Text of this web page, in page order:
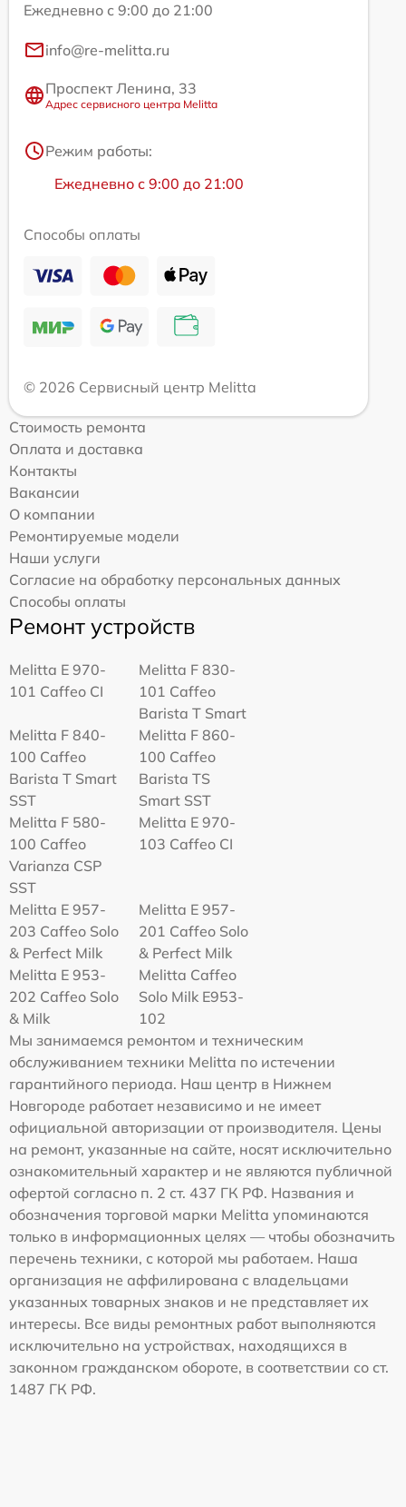
Ежедневно с 9:00 до 21:00
info@re-melitta.ru
Проспект Ленина, 33
Адрес сервисного центра Melitta
Режим работы:
Ежедневно с 9:00 до 21:00
Способы оплаты
© 2026 Сервисный центр Melitta
Стоимость ремонта
Оплата и доставка
Контакты
Вакансии
О компании
Ремонтируемые модели
Наши услуги
Согласие на обработку персональных данных
Способы оплаты
Ремонт устройств
Melitta Е 970-
101 Caffeo CI
Melitta F 830-
101 Caffeo
Barista T Smart
Melitta F 840-
100 Caffeo
Barista T Smart
SST
Melitta F 860-
100 Caffeo
Barista TS
Smart SST
Melitta F 580-
100 Caffeo
Varianza CSP
SST
Melitta Е 970-
103 Caffeo CI
Melitta E 957-
203 Caffeo Solo
& Perfect Milk
Melitta E 957-
201 Caffeo Solo
& Perfect Milk
Melitta Е 953-
202 Caffeo Solo
& Milk
Melitta Caffeo
Solo Milk E953-
102
Мы занимаемся ремонтом и техническим
обслуживанием техники Melitta по истечении
гарантийного периода. Наш центр в Нижнем
Новгороде работает независимо и не имеет
официальной авторизации от производителя. Цены
на ремонт, указанные на сайте, носят исключительно
ознакомительный характер и не являются публичной
офертой согласно п. 2 ст. 437 ГК РФ. Названия и
обозначения торговой марки Melitta упоминаются
только в информационных целях — чтобы обозначить
перечень техники, с которой мы работаем. Наша
организация не аффилирована с владельцами
указанных товарных знаков и не представляет их
интересы. Все виды ремонтных работ выполняются
исключительно на устройствах, находящихся в
законном гражданском обороте, в соответствии со ст.
1487 ГК РФ.